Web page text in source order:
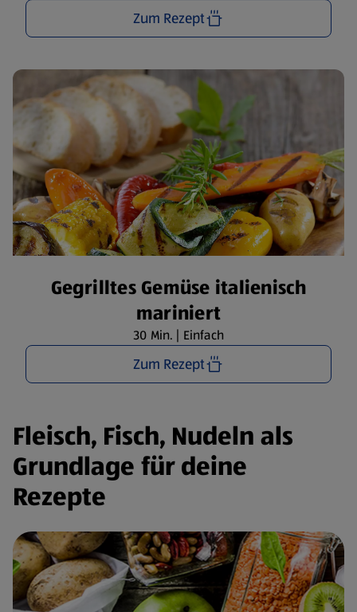
Zum Rezept
Gegrilltes Gemüse italienisch
mariniert
30 Min. | Einfach
Zum Rezept
Fleisch, Fisch, Nudeln als
Grundlage für deine
Rezepte